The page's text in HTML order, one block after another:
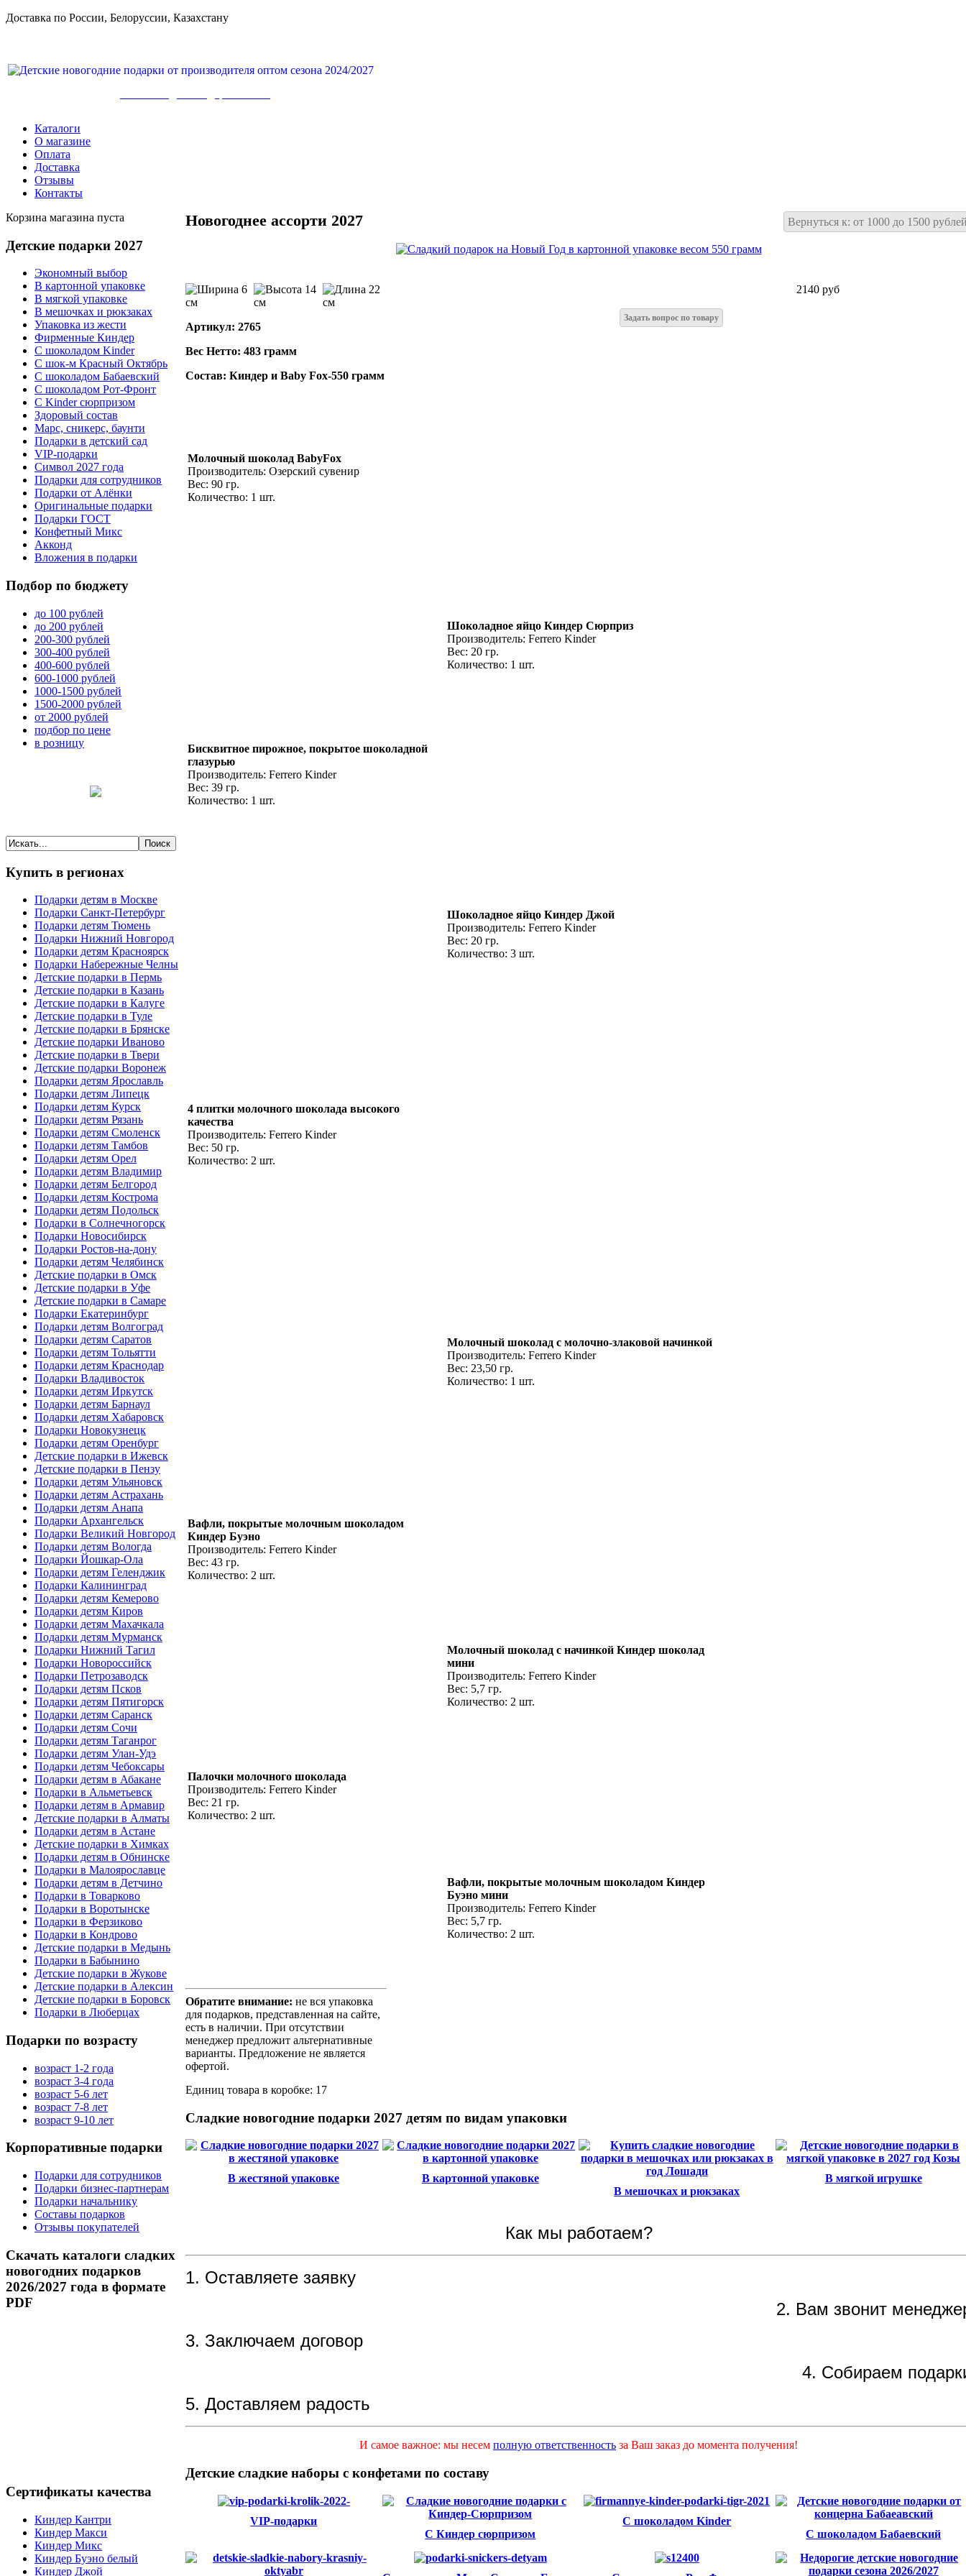
Доставка по России, Белоруссии, Казахстану
Каталоги
О магазине
Оплата
Доставка
Отзывы
Контакты
Вернуться к: от 1000 до 1500
Новогоднее ассорти 2027
2140 руб
Задать вопрос по товару
6
см
14
см
22
см
Артикул: 2765
Вес Нетто: 483 грамм
Состав: Киндер и Baby Fox-550 грамм
Молочный шоколад BabyFox
Производитель: Озерский сувенир
Вес: 90 гр.
Количество: 1 шт.
Шоколадное яйцо Киндер Сюрприз
Производитель: Ferrero Kinder
Вес: 20 гр.
Количество: 1 шт.
Бисквитное пирожное, покрытое шоколадной
глазурью
Производитель: Ferrero Kinder
Вес: 39 гр.
Количество: 1 шт.
Шоколадное яйцо Киндер Джой
Производитель: Ferrero Kinder
Вес: 20 гр.
Количество: 3 шт.
4 плитки молочного шоколада высокого
качества
Производитель: Ferrero Kinder
Вес: 50 гр.
Количество: 2 шт.
Молочный шоколад с молочно-злаковой начинкой
Производитель: Ferrero Kinder
Вес: 23,50 гр.
Количество: 1 шт.
Вафли, покрытые молочным шоколадом
Киндер Буэно
Производитель: Ferrero Kinder
Вес: 43 гр.
Количество: 2 шт.
Молочный шоколад с начинкой Киндер шоколад
мини
Производитель: Ferrero Kinder
Вес: 5,7 гр.
Количество: 2 шт.
Палочки молочного шоколада
Производитель: Ferrero Kinder
Вес: 21 гр.
Количество: 2 шт.
Вафли, покрытые молочным шоколадом Киндер
Буэно мини
Производитель: Ferrero Kinder
Вес: 5,7 гр.
Количество: 2 шт.
Обратите внимание: не вся упаковка
для подарков, представленная на сайте,
есть в наличии. При отсутствии
менеджер предложит альтернативные
варианты. Предложение не является
офертой.
Единиц товара в коробке: 17
Сладкие новогодние подарки 2027 детям по видам упаковки
В жестяной упаковке
В картонной упаковке
В мешочках и рюкзаках
В мягкой игрушке
Как мы работаем?
1. Оставляете заявку
2. Вам звонит
3. Заключаем договор
4. Собираем
5. Доставляем радость
И самое важное: мы несем полную ответственность за Ваш заказ до момента получения!
Детские сладкие наборы с конфетами по составу
VIP-подарки
С Киндер сюрпризом
С шоколадом Kinder
С шоколадом Бабаевский
Корзина магазина пуста
Детские подарки 2027
Экономный выбор
В картонной упаковке
В мягкой упаковке
В мешочках и рюкзаках
Упаковка из жести
Фирменные Киндер
С шоколадом Kinder
С шок-м Красный Октябрь
С шоколадом Бабаевский
С шоколадом Рот-Фронт
С Kinder сюрпризом
Здоровый состав
Марс, сникерс, баунти
Подарки в детский сад
VIP-подарки
Символ 2027 года
Подарки для сотрудников
Подарки от Алёнки
Оригинальные подарки
Подарки ГОСТ
Конфетный Микс
Акконд
Вложения в подарки
Подбор по бюджету
до 100 рублей
до 200 рублей
200-300 рублей
300-400 рублей
400-600 рублей
600-1000 рублей
1000-1500 рублей
1500-2000 рублей
от 2000 рублей
подбор по цене
в розницу
Купить в регионах
Подарки детям в Москве
Подарки Санкт-Петербург
Подарки детям Тюмень
Подарки Нижний Новгород
Подарки детям Красноярск
Подарки Набережные Челны
Детские подарки в Пермь
Детские подарки в Казань
Детские подарки в Калуге
Детские подарки в Туле
Детские подарки в Брянске
Детские подарки Иваново
Детские подарки в Твери
Детские подарки Воронеж
Подарки детям Ярославль
Подарки детям Липецк
Подарки детям Курск
Подарки детям Рязань
Подарки детям Смоленск
Подарки детям Тамбов
Подарки детям Орел
Подарки детям Владимир
Подарки детям Белгород
Подарки детям Кострома
Подарки детям Подольск
Подарки в Солнечногорск
Подарки Новосибирск
Подарки Ростов-на-дону
Подарки детям Челябинск
Детские подарки в Омск
Детские подарки в Уфе
Детские подарки в Самаре
Подарки Екатеринбург
Подарки детям Волгоград
Подарки детям Саратов
Подарки детям Тольятти
Подарки детям Краснодар
Подарки Владивосток
Подарки детям Иркутск
Подарки детям Барнаул
Подарки детям Хабаровск
Подарки Новокузнецк
Подарки детям Оренбург
Детские подарки в Ижевск
Детские подарки в Пензу
Подарки детям Ульяновск
Подарки детям Астрахань
Подарки детям Анапа
Подарки Архангельск
Подарки Великий Новгород
Подарки детям Вологда
Подарки Йошкар-Ола
Подарки детям Геленджик
Подарки Калининград
Подарки детям Кемерово
Подарки детям Киров
Подарки детям Махачкала
Подарки детям Мурманск
Подарки Нижний Тагил
Подарки Новороссийск
Подарки Петрозаводск
Подарки детям Псков
Подарки детям Пятигорск
Подарки детям Саранск
Подарки детям Сочи
Подарки детям Таганрог
Подарки детям Улан-Удэ
Подарки детям Чебоксары
Подарки детям в Абакане
Подарки в Альметьевск
Подарки детям в Армавир
Детские подарки в Алматы
Подарки детям в Астане
Детские подарки в Химках
Подарки детям в Обнинске
Подарки в Малоярославце
Подарки детям в Детчино
Подарки в Товарково
Подарки в Воротынске
Подарки в Ферзиково
Подарки в Кондрово
Детские подарки в Медынь
Подарки в Бабынино
Детские подарки в Жукове
Детские подарки в Алексин
Детские подарки в Боровск
Подарки в Люберцах
Подарки по возрасту
возраст 1-2 года
возраст 3-4 года
возраст 5-6 лет
возраст 7-8 лет
возраст 9-10 лет
Корпоративные подарки
Подарки для сотрудников
Подарки бизнес-партнерам
Подарки начальнику
Составы подарков
Отзывы покупателей
Скачать каталоги сладких
новогодних подарков
2026/2027 года в формате
PDF
Сертификаты качества
Киндер Кантри
Киндер Макси
Киндер Микс
Киндер Буэно белый
Киндер Джой